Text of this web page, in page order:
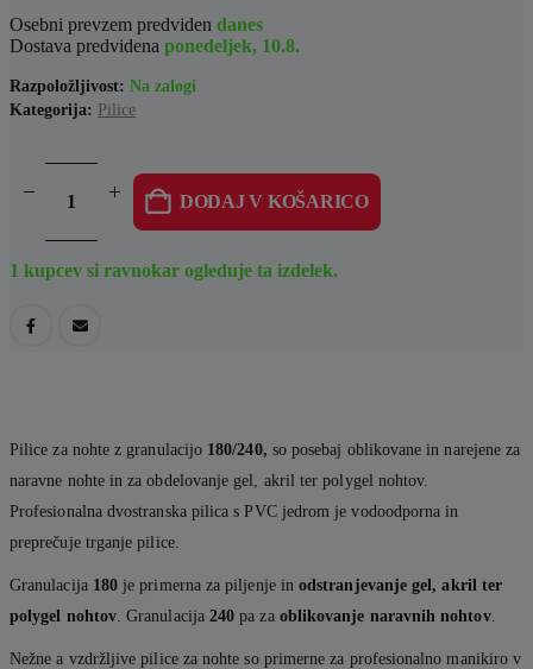
Osebni prevzem predviden danes
Dostava predvidena ponedeljek, 10.8.
Razpoložljivost: Na zalogi
Kategorija: Pilice
DODAJ V KOŠARICO
1 kupcev si ravnokar ogleduje ta izdelek.
Pilice za nohte z granulacijo 180/240, so posebaj oblikovane in narejene za
naravne nohte in za obdelovanje gel, akril ter polygel nohtov.
Profesionalna dvostranska pilica s PVC jedrom je vodoodporna in
preprečuje trganje pilice.
Granulacija 180 je primerna za piljenje inodstranjevanje gel, akril ter
polygel nohtov. Granulacija 240 pa za oblikovanje naravnih nohtov.
Nežne a vzdržljive pilice za nohte so primerne za profesionalno manikiro v